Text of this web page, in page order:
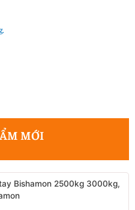
MỚI
Bishamon 2500kg 3000kg,